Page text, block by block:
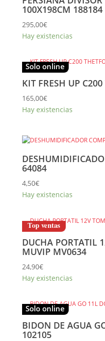
100X198CM 188184
295,00€
Hay existencias
Solo online
KIT FRESH UP
165,00€
Hay existencias
64084
4,50€
Hay existencias
Top ventas
DUCHA PORTATIL
MUVIP MV0634
24,90€
Hay existencias
Solo online
BIDON DE AGUA
102105